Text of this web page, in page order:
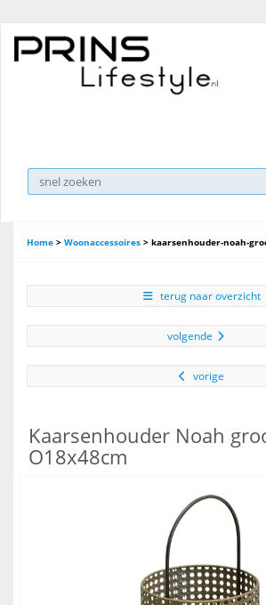
Home > Woonaccessoires > kaarsenhouder-noah-
terug naar overzicht
volgende
vorige
Kaarsenhouder Noah
O18x48cm